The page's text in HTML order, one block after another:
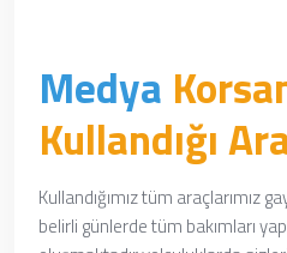
Medya
Kullandığı
Kullandığımız tüm araçlarımız
belirli günlerde tüm bakımları